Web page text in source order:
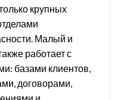
крупных
Малый и
работает с
базами клиентов,
договорами,